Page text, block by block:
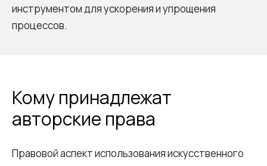
инструментом для ускорения и упрощения
процессов.
Кому принадлежат
авторские права
Правовой аспект использования искусственного
Санкт-Петербург,
Старо-Петергофский пр., 24
Связаться
hello@endy.pro
Блог
Контакты
Реклама